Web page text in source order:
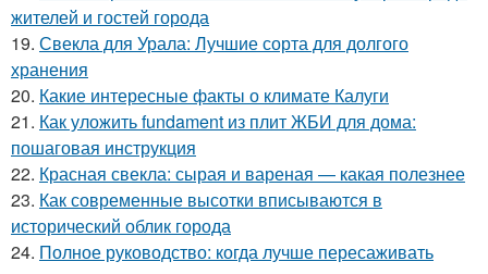
жителей и гостей города
19. Свекла для Урала: Лучшие сорта для долгого
хранения
20. Какие интересные факты о климате Калуги
21. Как уложить fundament из плит ЖБИ для дома:
пошаговая инструкция
22. Красная свекла: сырая и вареная — какая полезнее
23. Как современные высотки вписываются в
исторический облик города
24. Полное руководство: когда лучше пересаживать